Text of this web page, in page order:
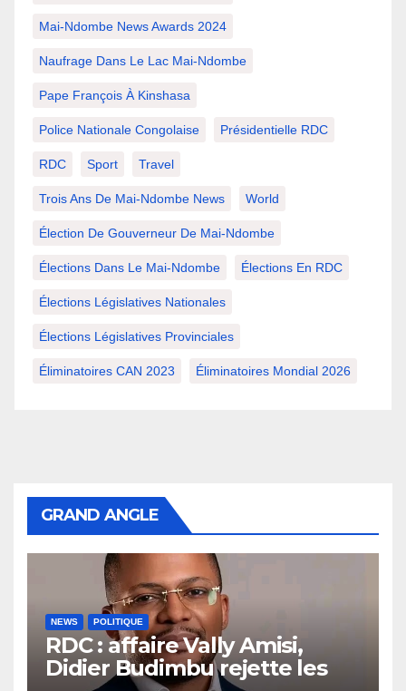
Mai-Ndombe News Awards 2024
Naufrage Dans Le Lac Mai-Ndombe
Pape François À Kinshasa
Police Nationale Congolaise Présidentielle RDC
RDC Sport Travel
Trois Ans De Mai-Ndombe News World
Élection De Gouverneur De Mai-Ndombe
Élections Dans Le Mai-Ndombe Élections En RDC
Élections Législatives Nationales
Élections Législatives Provinciales
Éliminatoires CAN 2023 Éliminatoires Mondial 2026
GRAND ANGLE
NEWS POLITIQUE
RDC : affaire Vally Amisi,
Didier Budimbu rejette les